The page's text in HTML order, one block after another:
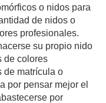
o nidos para
de nidos o
profesionales.
su propio nido
de colores
de matrícula o
por pensar mejor el
por